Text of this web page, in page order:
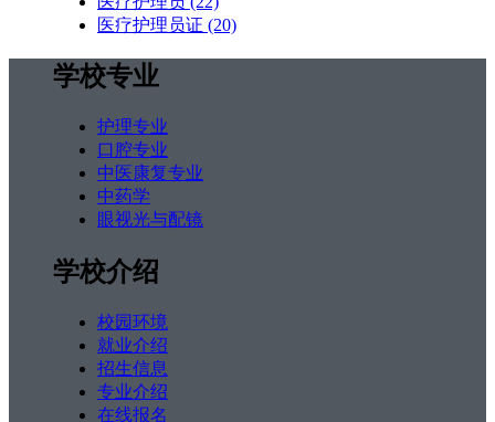
医疗护理员证 (20)
学校专业
护理专业
口腔专业
中医康复专业
中药学
眼视光与配镜
学校介绍
校园环境
就业介绍
招生信息
专业介绍
在线报名